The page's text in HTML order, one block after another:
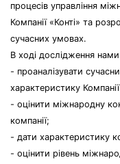
процесів управління
Компанії «Конті» та
сучасних умовах.
В ході дослідження
- проаналізувати
характеристику Компанії
- оцінити міжнародну
компанії;
- дати характеристику
- оцінити рівень